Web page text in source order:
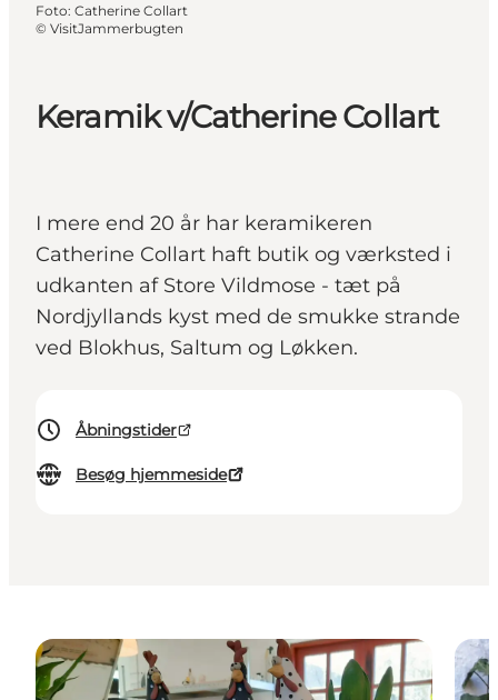
Keramik v/Catherine Collart
I mere end 20 år har keramikeren
Catherine Collart haft butik og værksted i
udkanten af Store Vildmose - tæt på
Nordjyllands kyst med de smukke strande
ved Blokhus, Saltum og Løkken.
Åbningstider
Besøg hjemmeside
Foto: Catherine Collart
© VisitJammerbugten